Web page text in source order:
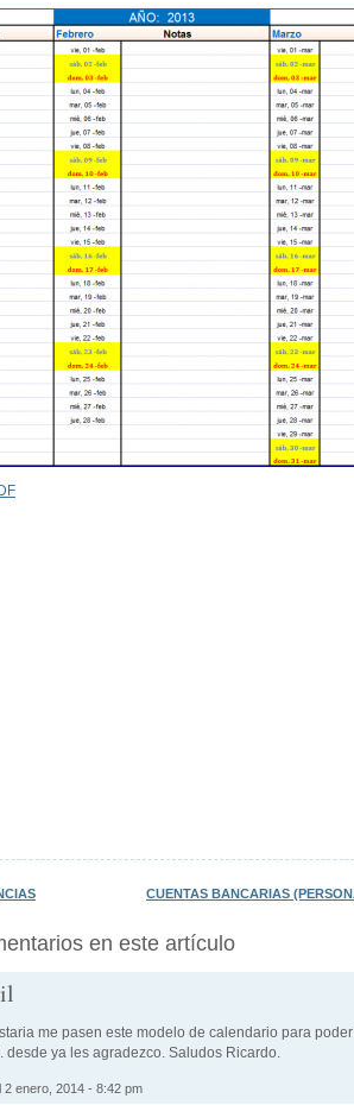
CUENTAS BANCARIAS
en este artículo
me pasen este modelo de calendario para
desde ya les agradezco. Saludos Ricardo.
2 enero, 2014 - 8:42 pm